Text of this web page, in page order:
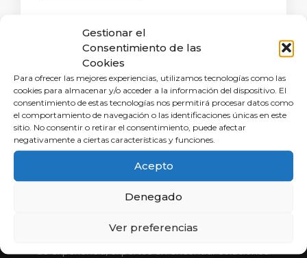
Gestionar el
Consentimiento de las
Cookies
Para ofrecer las mejores experiencias, utilizamos tecnologías como las
cookies para almacenar y/o acceder a la información del dispositivo. El
consentimiento de estas tecnologías nos permitirá procesar datos como
el comportamiento de navegación o las identificaciones únicas en este
sitio. No consentir o retirar el consentimiento, puede afectar
negativamente a ciertas características y funciones.
Acepto
Denegado
Ver preferencias
Porcentaje
Compara y elige al mejor abogado.
Si usted no cobra, nosotros tampoco. Más de 30 años
de experiencia, expertos en encontrar soluciones.